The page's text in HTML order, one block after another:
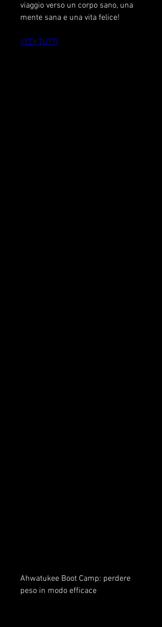
viaggio verso un corpo sano, una
mente sana e una vita felice!
VEDI TUTTI
Ahwatukee Boot Camp: perdere
peso in modo efficace